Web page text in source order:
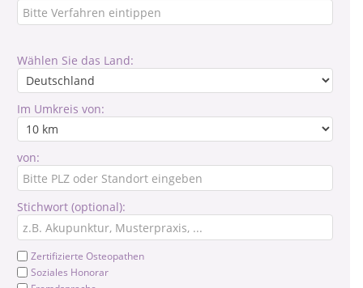
Wählen Sie das Land:
Im Umkreis von:
von:
Stichwort (optional):
Zertifizierte Osteopathen
Soziales Honorar